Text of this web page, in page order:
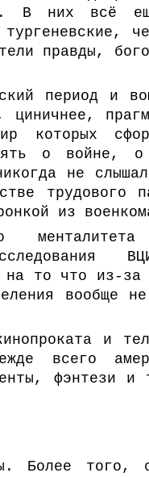
В них всё
правды,
период и
циничнее,
о войне, о
не
трудового
из
на то что из-за
вообще
и
всего
ленты, фэнтези
Более того,